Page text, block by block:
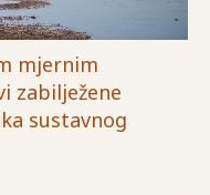
mjernim
zabilježene
sustavnog